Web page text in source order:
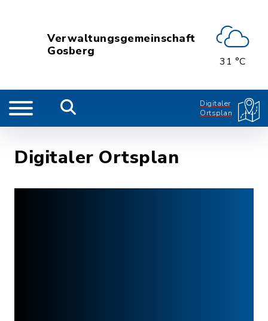
Verwaltungsgemeinschaft
Gosberg
31 °C
Digitaler
Ortsplan
Digitaler Ortsplan